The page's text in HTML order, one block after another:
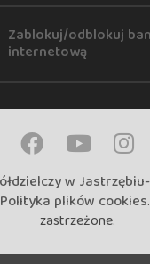
Zablokuj/odblokuj
internetową
w
Polityka plików cookies
zastrzeżone.